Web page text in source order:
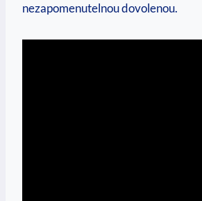
nezapomenutelnou dovolenou.